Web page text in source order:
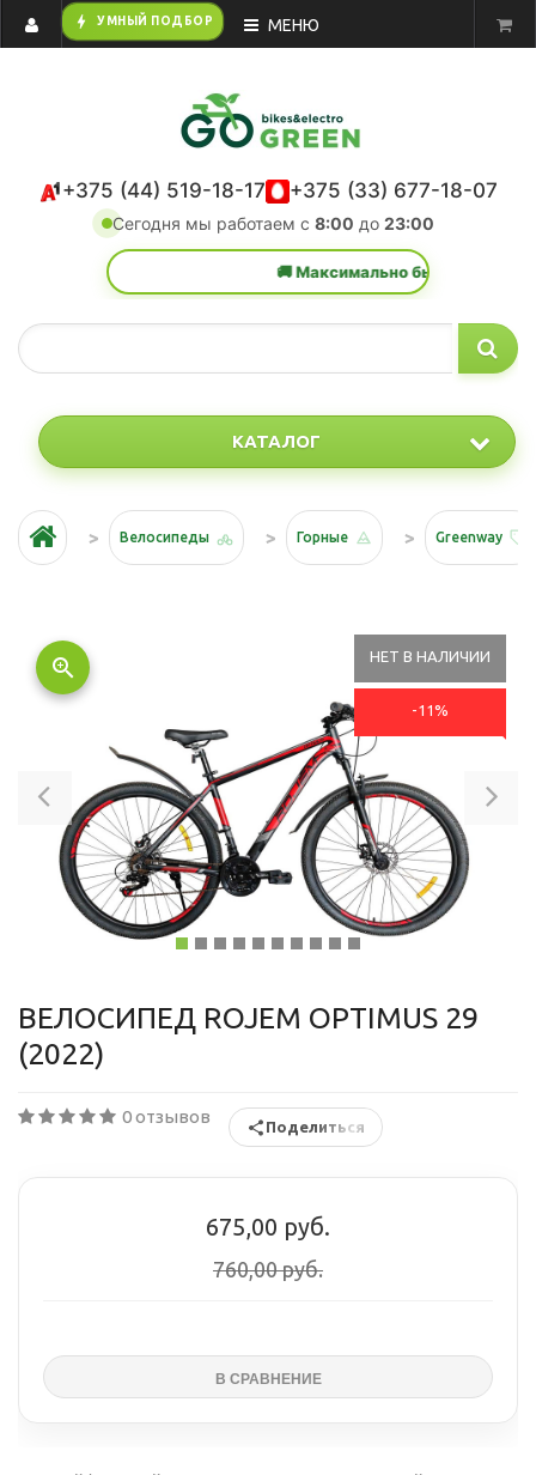
bolt УМНЫЙ ПОДБОР МЕНЮ
+375 (44) 519-18-17 +375 (33) 677-18-07
Сегодня мы работаем с 8:00 до 23:00
🚚 Максимально быстрая доставка
КАТАЛОГ
Велосипеды Горные Greenway
НЕТ В НАЛИЧИИ
-11%
Previous
zoom_in
ВЕЛОСИПЕД ROJEM OPTIMUS 29
(2022)
0 отзывов Поделиться
675,00 руб.
760,00 руб.